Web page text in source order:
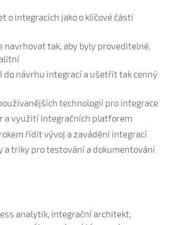
o integracích jako o klíčové části
navrhovat tak, aby byly proveditelné,
do návrhu integrací a ušetřit tak cenný
technologií pro integrace
a využití integračních platforem
řídit vývoj a zavádění integrací
a triky pro testování a dokumentování
analytik, integrační architekt,